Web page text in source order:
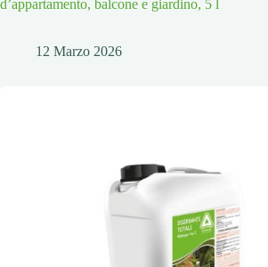
d’appartamento, balcone e giardino, 5 l
12 Marzo 2026